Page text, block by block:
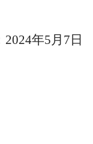
2024年5 月 7 日